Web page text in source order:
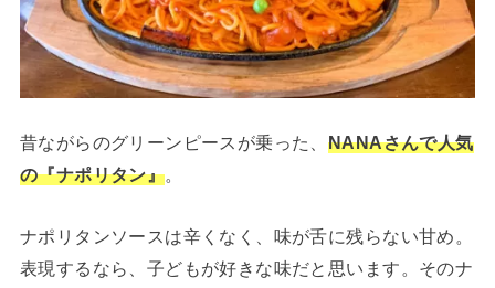
昔ながらのグリーンピースが乗った、 NANAさんで人気
の『ナポリタン』。
ナポリタンソースは辛くなく、味が舌に残らない甘め。
表現するなら、子どもが好きな味だと思います。そのナ